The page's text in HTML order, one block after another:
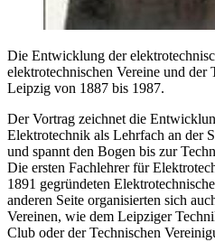
Die Entwicklung der
elektrotechnischen Vereine und der
Leipzig von 1887 bis 1987.
Der Vortrag zeichnet die
Elektrotechnik als Lehrfach an der
und spannt den Bogen bis zur
Die ersten Fachlehrer für
1891 gegründeten
anderen Seite organisierten sich
Vereinen, wie dem Leipziger
Club oder der Technischen